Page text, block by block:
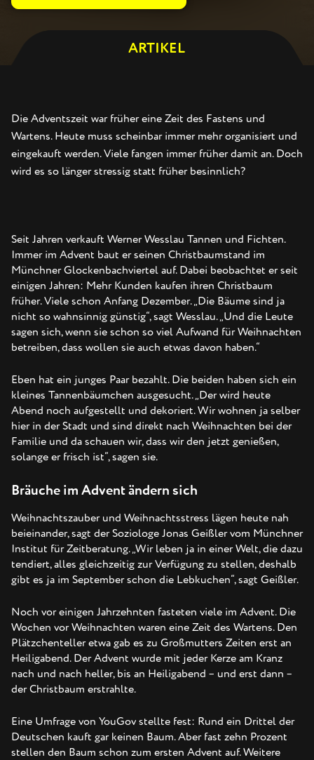
ARTIKEL
Die Adventszeit war früher eine Zeit des Fastens und
Wartens. Heute muss scheinbar immer mehr organisiert und
eingekauft werden. Viele fangen immer früher damit an. Doch
wird es so länger stressig statt früher besinnlich?
Seit Jahren verkauft Werner Wesslau Tannen und Fichten.
Immer im Advent baut er seinen Christbaumstand im
Münchner Glockenbachviertel auf. Dabei beobachtet er seit
einigen Jahren: Mehr Kunden kaufen ihren Christbaum
früher. Viele schon Anfang Dezember. „Die Bäume sind ja
nicht so wahnsinnig günstig“, sagt Wesslau. „Und die Leute
sagen sich, wenn sie schon so viel Aufwand für Weihnachten
betreiben, dass wollen sie auch etwas davon haben.“
Eben hat ein junges Paar bezahlt. Die beiden haben sich ein
kleines Tannenbäumchen ausgesucht. „Der wird heute
Abend noch aufgestellt und dekoriert. Wir wohnen ja selber
hier in der Stadt und sind direkt nach Weihnachten bei der
Familie und da schauen wir, dass wir den jetzt genießen,
solange er frisch ist“, sagen sie.
Bräuche im Advent ändern sich
Weihnachtszauber und Weihnachtsstress lägen heute nah
beieinander, sagt der Soziologe Jonas Geißler vom Münchner
Institut für Zeitberatung. „Wir leben ja in einer Welt, die dazu
tendiert, alles gleichzeitig zur Verfügung zu stellen, deshalb
gibt es ja im September schon die Lebkuchen“, sagt Geißler.
Noch vor einigen Jahrzehnten fasteten viele im Advent. Die
Wochen vor Weihnachten waren eine Zeit des Wartens. Den
Plätzchenteller etwa gab es zu Großmutters Zeiten erst an
Heiligabend. Der Advent wurde mit jeder Kerze am Kranz
nach und nach heller, bis an Heiligabend – und erst dann –
der Christbaum erstrahlte.
Eine Umfrage von YouGov stellte fest: Rund ein Drittel der
Deutschen kauft gar keinen Baum. Aber fast zehn Prozent
stellen den Baum schon zum ersten Advent auf. Weitere